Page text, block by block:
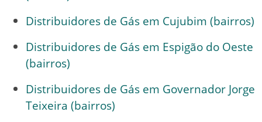
Distribuidores de Gás em Cujubim (bairros)
Distribuidores de Gás em Espigão do Oeste
(bairros)
Distribuidores de Gás em Governador Jorge
Teixeira (bairros)